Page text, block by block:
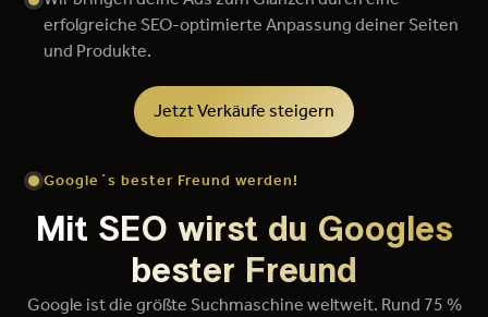
erfolgreiche SEO-optimierte Anpassung deiner Seiten
und Produkte.
Jetzt Verkäufe steigern
Google´s bester Freund werden!
Mit SEO wirst du Googles
bester Freund
Google ist die größte Suchmaschine weltweit. Rund 75 %